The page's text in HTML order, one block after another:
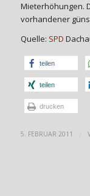
Mieterhöhungen.
vorhandener
Quelle: SPD
teilen
teilen
drucken
5. FEBRUAR 2011